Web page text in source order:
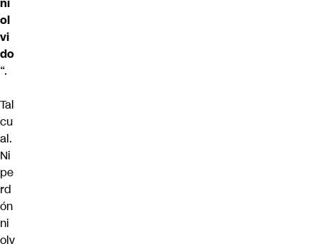
ol
vi
do
“.
Tal
cu
al.
Ni
pe
rd
ón
ni
olv